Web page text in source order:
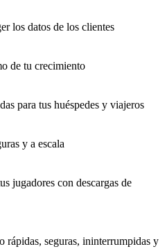
los datos de los clientes
de tu crecimiento
para tus huéspedes y viajeros
y a escala
jugadores con descargas de
rápidas, seguras, ininterrumpidas y